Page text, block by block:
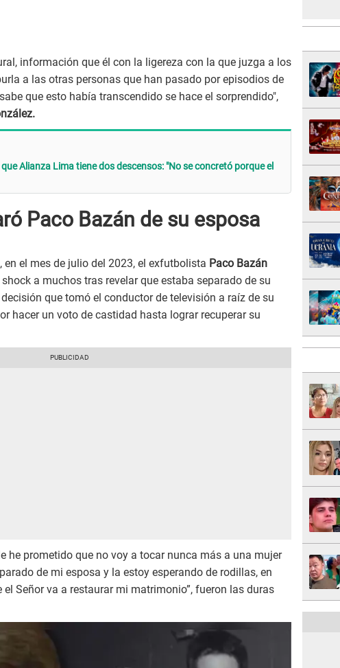
información que él con la ligereza con la que juzga a los
a las otras personas que han pasado por episodios de
que esto había transcendido se hace el sorprendido",
Alianza Lima tiene dos descensos: "No se concretó porque el
Paco Bazán de su esposa
en el mes de julio del 2023, el exfutbolista Paco Bazán
a muchos tras revelar que estaba separado de su
que tomó el conductor de televisión a raíz de su
hacer un voto de castidad hasta lograr recuperar su
he prometido que no voy a tocar nunca más a una mujer
de mi esposa y la estoy esperando de rodillas, en
Señor va a restaurar mi matrimonio”, fueron las duras